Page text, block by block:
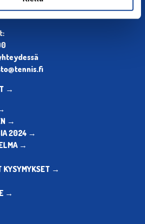
Nurmen tie 1, 00250 Helsinki
→
→
2024 →
→
KYSYMYKSET →
→